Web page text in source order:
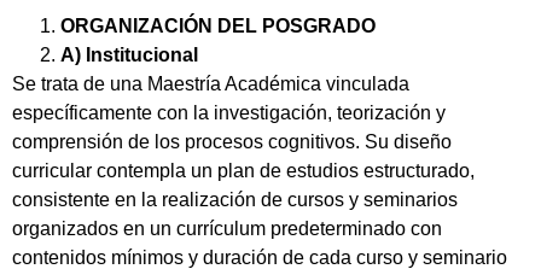
ORGANIZACIÓN DEL POSGRADO
A) Institucional
Se trata de una Maestría Académica vinculada
específicamente con la investigación, teorización y
comprensión de los procesos cognitivos. Su diseño
curricular contempla un plan de estudios estructurado,
consistente en la realización de cursos y seminarios
organizados en un currículum predeterminado con
contenidos mínimos y duración de cada curso y seminario